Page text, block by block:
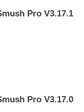
Pro V3.17.1
Pro V3.17.0